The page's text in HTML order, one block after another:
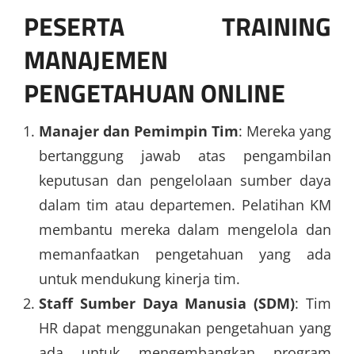
PESERTA TRAINING
MANAJEMEN
PENGETAHUAN ONLINE
Manajer dan Pemimpin Tim: Mereka yang
bertanggung jawab atas pengambilan
keputusan dan pengelolaan sumber daya
dalam tim atau departemen. Pelatihan KM
membantu mereka dalam mengelola dan
memanfaatkan pengetahuan yang ada
untuk mendukung kinerja tim.
Staff Sumber Daya Manusia (SDM): Tim
HR dapat menggunakan pengetahuan yang